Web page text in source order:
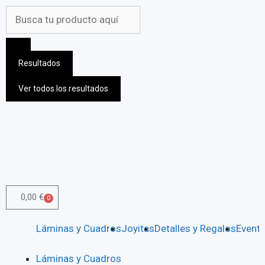
Resultados
Ver todos los resultados
0,00 € 0
Láminas y CuadrosJoyitasDetalles y Regalos
Láminas y Cuadros